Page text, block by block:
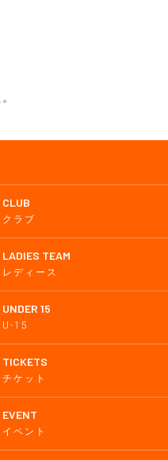
CLUB
クラブ
LADIES TEAM
レディース
UNDER 15
U-15
TICKETS
チケット
EVENT
イベント